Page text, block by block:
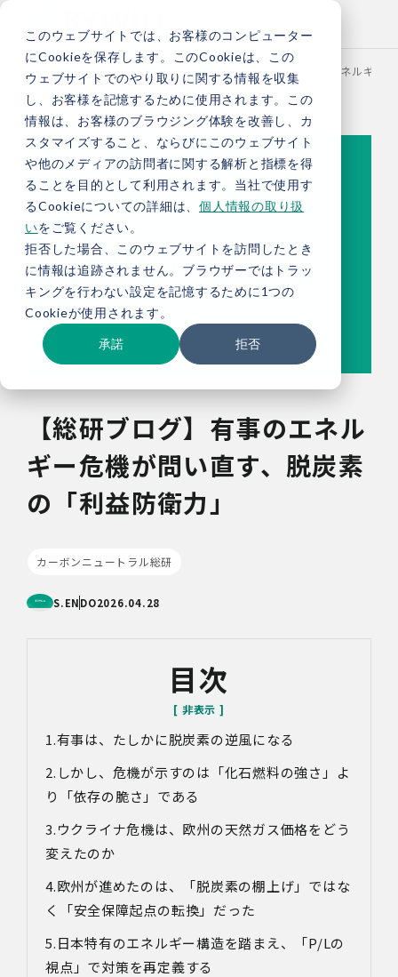
このウェブサイトでは、お客様のコンピューター
にCookieを保存します。このCookieは、この
ウェブサイトでのやり取りに関する情報を収集
し、お客様を記憶するために使用されます。この
情報は、お客様のブラウジング体験を改善し、カ
スタマイズすること、ならびにこのウェブサイト
や他のメディアの訪問者に関する解析と指標を得
ることを目的として利用されます。当社で使用す
るCookieについての詳細は、 個人情報の取り扱
いをご覧ください。
拒否した場合、このウェブサイトを訪問したとき
に情報は追跡されません。ブラウザーではトラッ
キングを行わない設定を記憶するために1つの
Cookieが使用されます。
承諾 拒否
TOP お役立ち情報 ブログ 【総研ブログ】有事のエネルギー
【総研ブログ】有事のエネル
ギー危機が問い直す、脱炭素
の「利益防衛力」
カーボンニュートラル総研
S.ENDO2026.04.28
目次
有事は、たしかに脱炭素の逆風になる
しかし、危機が示すのは「化石燃料の強さ」よ
り「依存の脆さ」である
ウクライナ危機は、欧州の天然ガス価格をどう
変えたのか
欧州が進めたのは、「脱炭素の棚上げ」ではな
く「安全保障起点の転換」だった
日本特有のエネルギー構造を踏まえ、「P/Lの
視点」で対策を再定義する